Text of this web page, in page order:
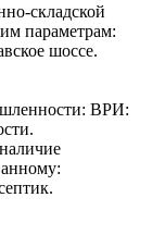
складской
параметрам:
шоссе.
ВРИ: